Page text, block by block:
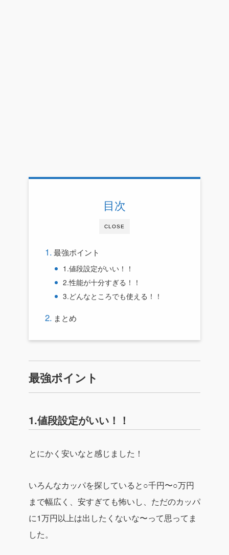
CLOSE
目次
最強ポイント
1.値段設定がいい！！
2.性能が十分すぎる！！
3.どんなところでも使える！！
まとめ
最強ポイント
1.値段設定がいい！！
とにかく安いなと感じました！
いろんなカッパを探していると○千円〜○万円
まで幅広く、安すぎても怖いし、ただのカッパ
に1万円以上は出したくないな〜って思ってま
した。